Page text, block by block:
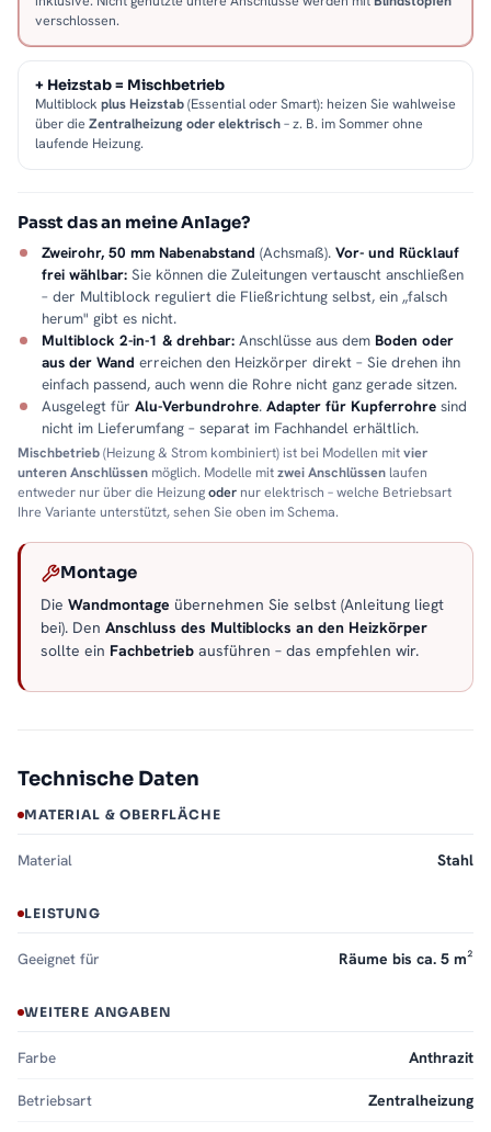
verschlossen.
+ Heizstab = Mischbetrieb
Multiblock plus Heizstab(Essential oder Smart): heizen Sie wahlweise
über die Zentralheizung oder elektrisch– z. B. im Sommer ohne
laufende Heizung.
Passt das an meine Anlage?
Zweirohr, 50 mm Nabenabstand (Achsmaß). Vor- und Rücklauf
frei wählbar: Sie können die Zuleitungen vertauscht anschließen
– der Multiblock reguliert die Fließrichtung selbst, ein „falsch
herum" gibt es nicht.
Multiblock 2-in-1 & drehbar: Anschlüsse aus dem Boden oder
aus der Wand erreichen den Heizkörper direkt – Sie drehen ihn
einfach passend, auch wenn die Rohre nicht ganz gerade sitzen.
Ausgelegt für Alu-Verbundrohre. Adapter für Kupferrohre sind
nicht im Lieferumfang – separat im Fachhandel erhältlich.
Mischbetrieb(Heizung & Strom kombiniert) ist bei Modellen mitvier
unteren Anschlüssen möglich. Modelle mitzwei Anschlüssen laufen
entweder nur über die Heizungoder nur elektrisch – welche Betriebsart
Ihre Variante unterstützt, sehen Sie oben im Schema.
Montage
Die Wandmontage übernehmen Sie selbst (Anleitung liegt
bei). Den Anschluss des Multiblocks an den Heizkörper
sollte ein Fachbetrieb ausführen – das empfehlen wir.
Technische Daten
MATERIAL & OBERFLÄCHE
Material Stahl
LEISTUNG
Geeignet für Räume bis ca. 5 m²
WEITERE ANGABEN
Farbe Anthrazit
Betriebsart Zentralheizung